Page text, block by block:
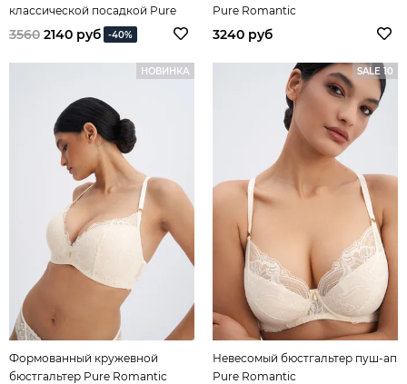
классической посадкой Pure
Romantic
3560 2140 руб -40%
Pure Romantic
3240 руб
НОВИНКА
Формованный кружевной
бюстгальтер Pure Romantic
SALE 10
Невесомый бюстгальтер пуш-ап
Pure Romantic